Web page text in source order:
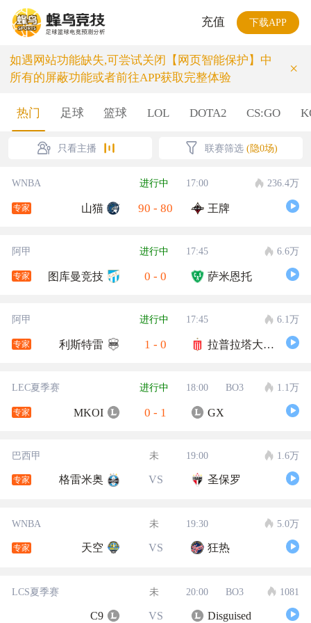
充值 下载APP
如遇网站功能缺失,可尝试关闭【网页智能保护】中
所有的屏蔽功能或者前往APP获取完整体验
×
热门 足球 篮球 LOL DOTA2 CS:GO
只看主播 联赛筛选 (隐0场)
WNBA 进行中 17:00 236.4万
专家 山猫 90 - 80 王牌
阿甲 进行中 17:45 6.6万
专家 图库曼竞技 0 - 0 萨米恩托
阿甲 进行中 17:45 6.1万
专家 利斯特雷 1 - 0 拉普拉塔大学生
LEC夏季赛 进行中 18:00 BO3 1.1万
专家 MKOI 0 - 1 GX
巴西甲 未 19:00 1.6万
专家 格雷米奥 VS 圣保罗
WNBA 未 19:30 5.0万
专家 天空 VS 狂热
LCS夏季赛 未 20:00 BO3 1081
C9 VS Disguised